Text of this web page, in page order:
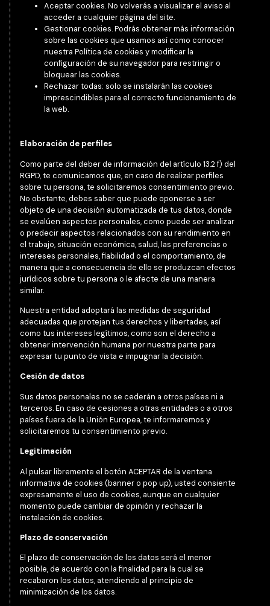
Aceptar cookies. No volverás a visualizar el aviso al
acceder a cualquier página del site.
Gestionar cookies. Podrás obtener más información
sobre las cookies que usamos así como conocer
nuestra Política de cookies y modificar la
configuración de su navegador para restringir o
bloquear las cookies.
Rechazar todas: solo se instalarán las cookies
imprescindibles para el correcto funcionamiento de
la web.
Elaboración de perfiles
Como parte del deber de información del artículo 13.2 f) del
RGPD, te comunicamos que, en caso de realizar perfiles
sobre tu persona, te solicitaremos consentimiento previo.
No obstante, debes saber que puede oponerse a ser
objeto de una decisión automatizada de tus datos, donde
se evalúen aspectos personales, como puede ser analizar
o predecir aspectos relacionados con su rendimiento en
el trabajo, situación económica, salud, las preferencias o
intereses personales, fiabilidad o el comportamiento, de
manera que a consecuencia de ello se produzcan efectos
jurídicos sobre tu persona o le afecte de una manera
similar.
Nuestra entidad adoptará las medidas de seguridad
adecuadas que protejan tus derechos y libertades, así
como tus intereses legítimos, como son el derecho a
obtener intervención humana por nuestra parte para
expresar tu punto de vista e impugnar la decisión.
Cesión de datos
Sus datos personales no se cederán a otros países ni a
terceros. En caso de cesiones a otras entidades o a otros
países fuera de la Unión Europea, te informaremos y
solicitaremos tu consentimiento previo.
Legitimación
Al pulsar libremente el botón ACEPTAR de la ventana
informativa de cookies (banner o pop up), usted consiente
expresamente el uso de cookies, aunque en cualquier
momento puede cambiar de opinión y rechazar la
instalación de cookies.
Plazo de conservación
El plazo de conservación de los datos será el menor
posible, de acuerdo con la finalidad para la cual se
recabaron los datos, atendiendo al principio de
minimización de los datos.